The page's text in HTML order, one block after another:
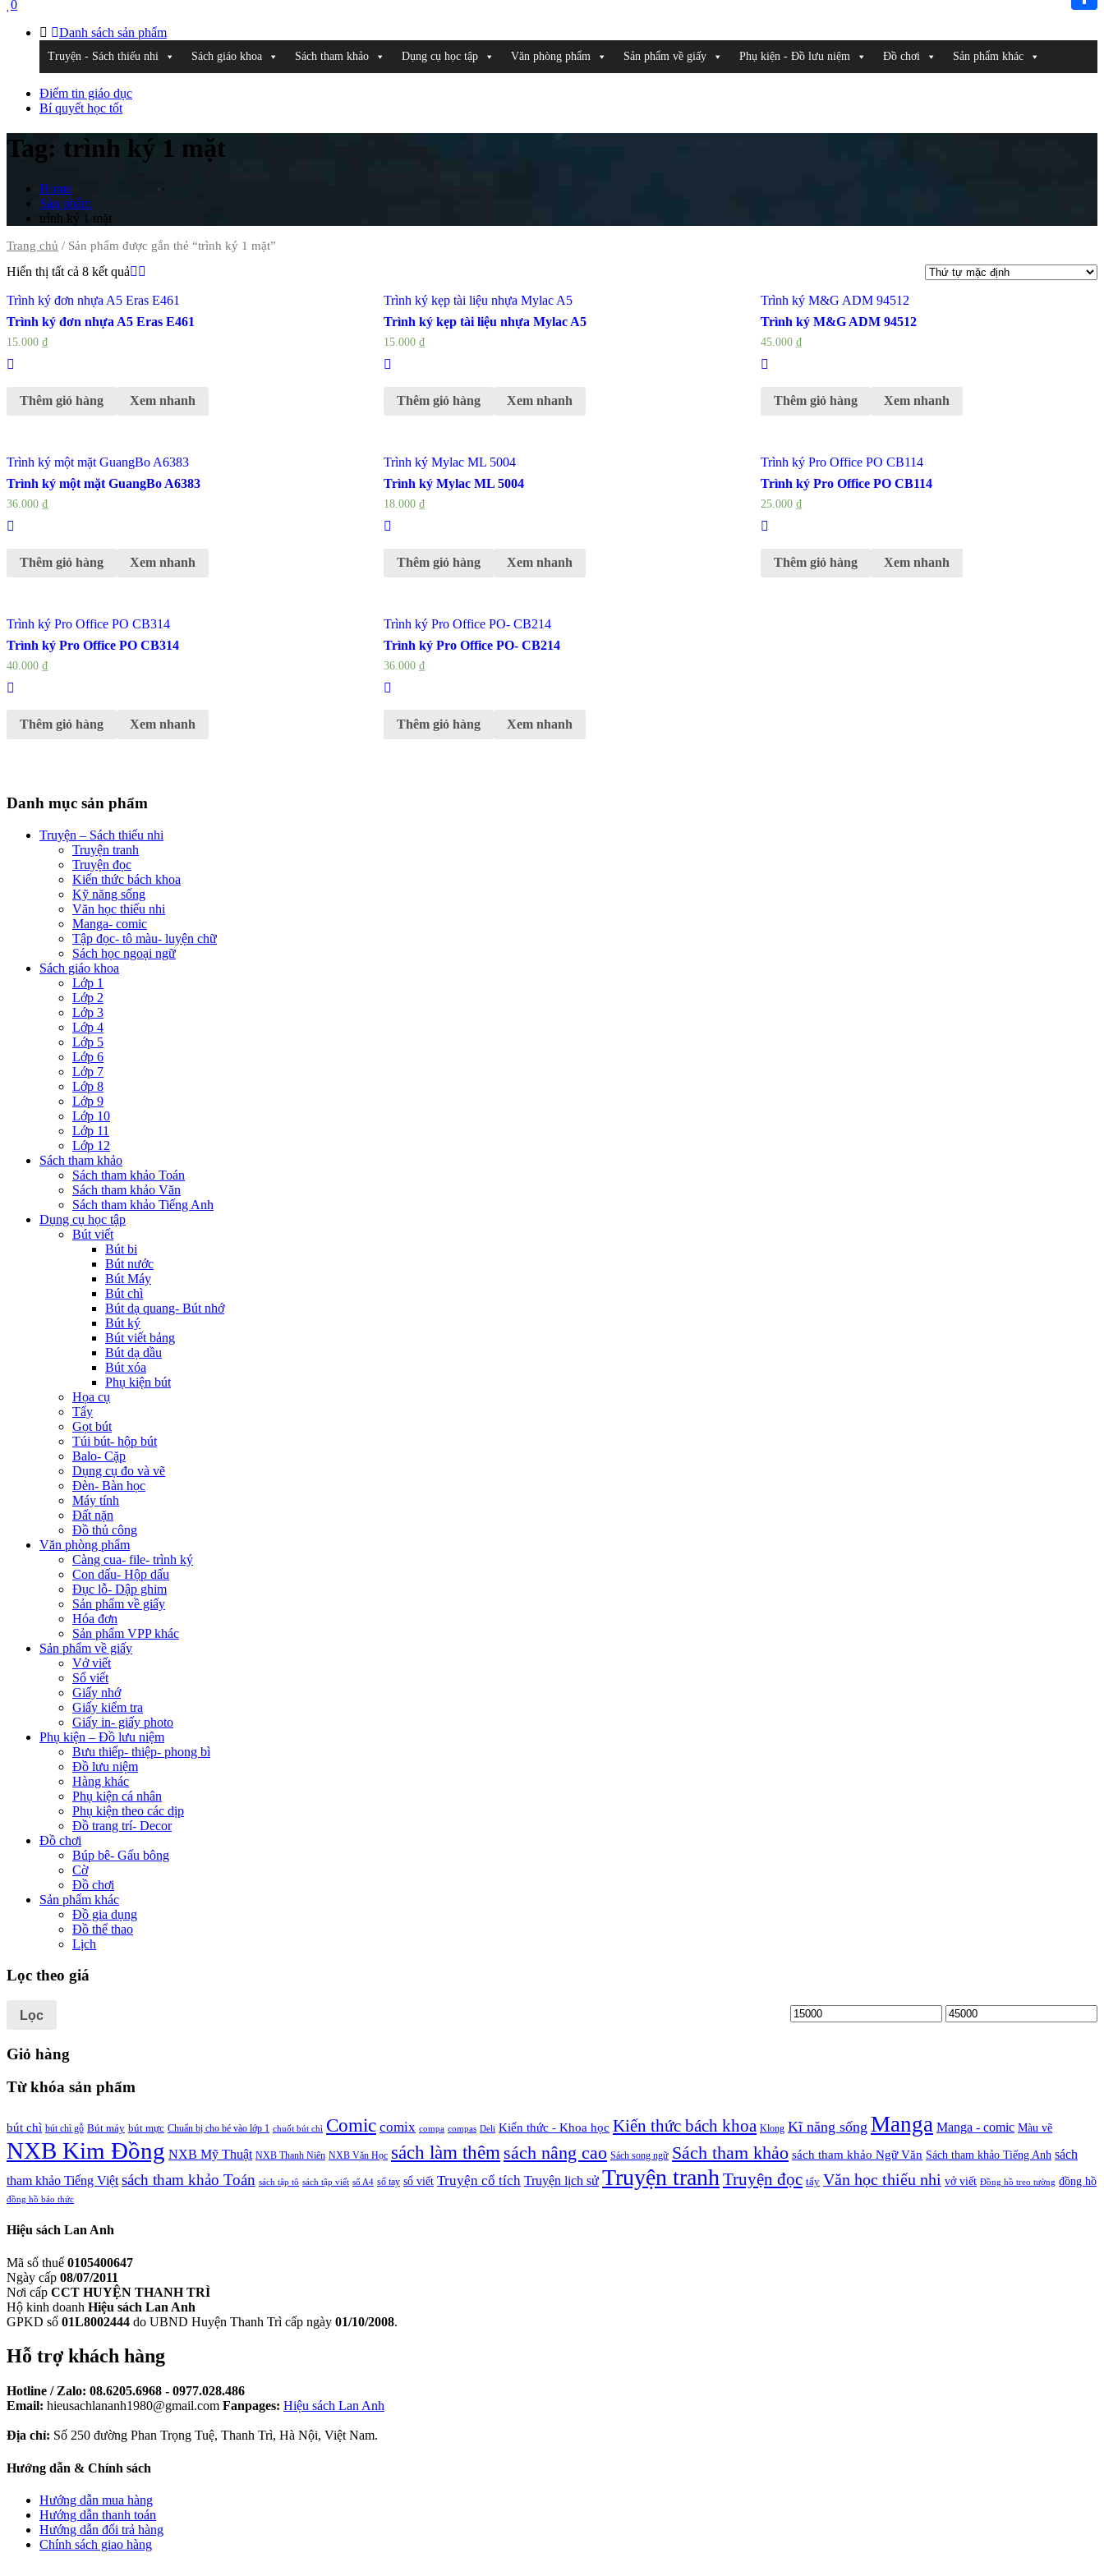
0
Danh sách sản phẩm
Truyện - Sách thiếu nhi Sách giáo khoa Sách tham khảo Dụng cụ học tập Văn phòng phẩm Sản phẩm về giấy Phụ kiện - Đồ lưu niệm Đồ chơi Sản phẩm khác
Điểm tin giáo dục
Bí quyết học tốt
Tag: trình ký 1 mặt
Home
Sản phẩm
trình ký 1 mặt
Trang chủ / Sản phẩm được gắn thẻ “trình ký 1 mặt”
Hiển thị tất cả 8 kết quả
Trình ký đơn nhựa A5 Eras E461
Trình ký đơn nhựa A5 Eras E461
15.000 ₫
Thêm giỏ hàng Xem nhanh
Trình ký kẹp tài liệu nhựa Mylac A5
Trình ký kẹp tài liệu nhựa Mylac A5
15.000 ₫
Thêm giỏ hàng Xem nhanh
Trình ký M&G ADM 94512
Trình ký M&G ADM 94512
45.000 ₫
Thêm giỏ hàng Xem nhanh
Trình ký một mặt GuangBo A6383
Trình ký một mặt GuangBo A6383
36.000 ₫
Thêm giỏ hàng Xem nhanh
Trình ký Mylac ML 5004
Trình ký Mylac ML 5004
18.000 ₫
Thêm giỏ hàng Xem nhanh
Trình ký Pro Office PO CB114
Trình ký Pro Office PO CB114
25.000 ₫
Thêm giỏ hàng Xem nhanh
Trình ký Pro Office PO CB314
Trình ký Pro Office PO CB314
40.000 ₫
Thêm giỏ hàng Xem nhanh
Trình ký Pro Office PO- CB214
Trình ký Pro Office PO- CB214
36.000 ₫
Thêm giỏ hàng Xem nhanh
Danh mục sản phẩm
Truyện – Sách thiếu nhi
Truyện tranh
Truyện đọc
Kiến thức bách khoa
Kỹ năng sống
Văn học thiếu nhi
Manga- comic
Tập đọc- tô màu- luyện chữ
Sách học ngoại ngữ
Sách giáo khoa
Lớp 1
Lớp 2
Lớp 3
Lớp 4
Lớp 5
Lớp 6
Lớp 7
Lớp 8
Lớp 9
Lớp 10
Lớp 11
Lớp 12
Sách tham khảo
Sách tham khảo Toán
Sách tham khảo Văn
Sách tham khảo Tiếng Anh
Dụng cụ học tập
Bút viết
Bút bi
Bút nước
Bút Máy
Bút chì
Bút dạ quang- Bút nhớ
Bút ký
Bút viết bảng
Bút dạ dầu
Bút xóa
Phụ kiện bút
Họa cụ
Tẩy
Gọt bút
Túi bút- hộp bút
Balo- Cặp
Dụng cụ đo và vẽ
Đèn- Bàn học
Máy tính
Đất nặn
Đồ thủ công
Văn phòng phẩm
Càng cua- file- trình ký
Con dấu- Hộp dấu
Đục lỗ- Dập ghim
Sản phẩm về giấy
Hóa đơn
Sản phẩm VPP khác
Sản phẩm về giấy
Vở viết
Sổ viết
Giấy nhớ
Giấy kiểm tra
Giấy in- giấy photo
Phụ kiện – Đồ lưu niệm
Bưu thiếp- thiệp- phong bì
Đồ lưu niệm
Hàng khác
Phụ kiện cá nhân
Phụ kiện theo các dịp
Đồ trang trí- Decor
Đồ chơi
Búp bê- Gấu bông
Cờ
Đồ chơi
Sản phẩm khác
Đồ gia dụng
Đồ thể thao
Lịch
Lọc theo giá
Lọc
Giỏ hàng
Từ khóa sản phẩm
bút chì bút chì gỗ Bút máy bút mực Chuẩn bị cho bé vào lớp 1 chuốt bút chì Comic comix compa compas Deli Kiến thức - Khoa học Kiến thức bách khoa Klong Kĩ năng sống Manga Manga - comic Màu vẽ
NXB Kim Đồng NXB Mỹ Thuật NXB Thanh Niên NXB Văn Học sách làm thêm sách nâng cao Sách song ngữ Sách tham khảo sách tham khảo Ngữ Văn Sách tham khảo Tiếng Anh sách
tham khảo Tiếng Việt sách tham khảo Toán sách tập tô sách tập viết sổ A4 sổ tay sổ viết Truyện cổ tích Truyện lịch sử Truyện tranh Truyện đọc tẩy Văn học thiếu nhi vở viết Đồng hồ treo tường đồng hồ
đồng hồ báo thức
Hiệu sách Lan Anh
Mã số thuế 0105400647
Ngày cấp 08/07/2011
Nơi cấp CCT HUYỆN THANH TRÌ
Hộ kinh doanh Hiệu sách Lan Anh
GPKD số 01L8002444 do UBND Huyện Thanh Trì cấp ngày 01/10/2008.
Hỗ trợ khách hàng
Hotline / Zalo: 08.6205.6968 - 0977.028.486
Email: hieusachlananh1980@gmail.com Fanpages: Hiệu sách Lan Anh
Địa chỉ: Số 250 đường Phan Trọng Tuệ, Thanh Trì, Hà Nội, Việt Nam.
Hướng dẫn & Chính sách
Hướng dẫn mua hàng
Hướng dẫn thanh toán
Hướng dẫn đổi trả hàng
Chính sách giao hàng